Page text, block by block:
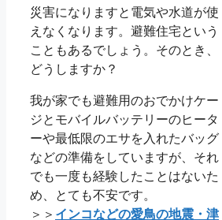
災害になりますと電気や水道が使
えなくなります。避難住宅という
こともあるでしょう。そのとき、
どうしますか？
我が家でも避難用のおでかけケー
ジとモバイルバッテリーのヒータ
ーや最低限のエサを入れたバッグ
などの準備をしていますが、それ
でも一度も経験したことはないた
め、とても不安です。
＞＞ インコなどの愛鳥の地震・津